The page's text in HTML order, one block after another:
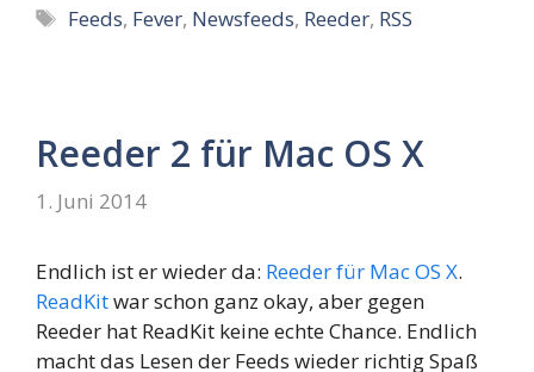
Schlagwörter
Feeds, Fever, Newsfeeds, Reeder, RSS
Reeder 2 für Mac OS X
1. Juni 2014
Endlich ist er wieder da: Reeder für Mac OS X.
ReadKitwar schon ganz okay, aber gegen
Reeder hat ReadKit keine echte Chance. Endlich
macht das Lesen der Feeds wieder richtig Spaß